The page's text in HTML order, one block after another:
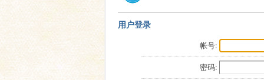
用户登录
帐号:
密码: